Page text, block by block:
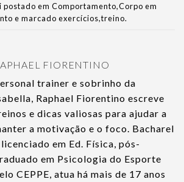
postado em Comportamento,Corpo em
e marcado exercícios,treino.
FIORENTINO
trainer e sobrinho da
Raphael Fiorentino escreve
e dicas valiosas para ajudar a
a motivação e o foco. Bacharel
em Ed. Física, pós-
em Psicologia do Esporte
CEPPE, atua há mais de 17 anos